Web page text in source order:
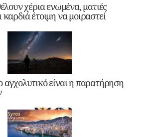
χέρια ενωμένα, ματιές
έτοιμη να μοιραστεί
αγχολυτικό είναι η παρατήρηση